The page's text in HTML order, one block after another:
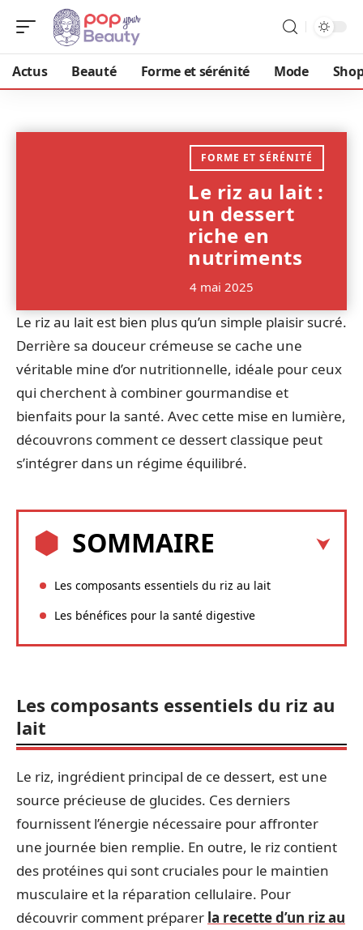
Actus Beauté Forme et sérénité Mode
FORME ET SÉRÉNITÉ
Le riz au lait :
un dessert
riche en
nutriments
4 mai 2025
Le riz au lait est bien plus qu’un simple plaisir sucré.
Derrière sa douceur crémeuse se cache une
véritable mine d’or nutritionnelle, idéale pour ceux
qui cherchent à combiner gourmandise et
bienfaits pour la santé. Avec cette mise en lumière,
découvrons comment ce dessert classique peut
s’intégrer dans un régime équilibré.
SOMMAIRE
Les composants essentiels du riz au lait
Les bénéfices pour la santé digestive
Les composants essentiels du riz au
lait
Le riz, ingrédient principal de ce dessert, est une
source précieuse de glucides. Ces derniers
fournissent l’énergie nécessaire pour affronter
une journée bien remplie. En outre, le riz contient
des protéines qui sont cruciales pour le maintien
musculaire et la réparation cellulaire. Pour
découvrir comment préparer la recette d’un riz au